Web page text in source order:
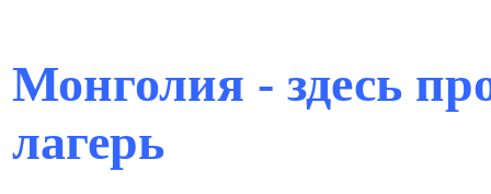
Монголия - здесь
лагерь